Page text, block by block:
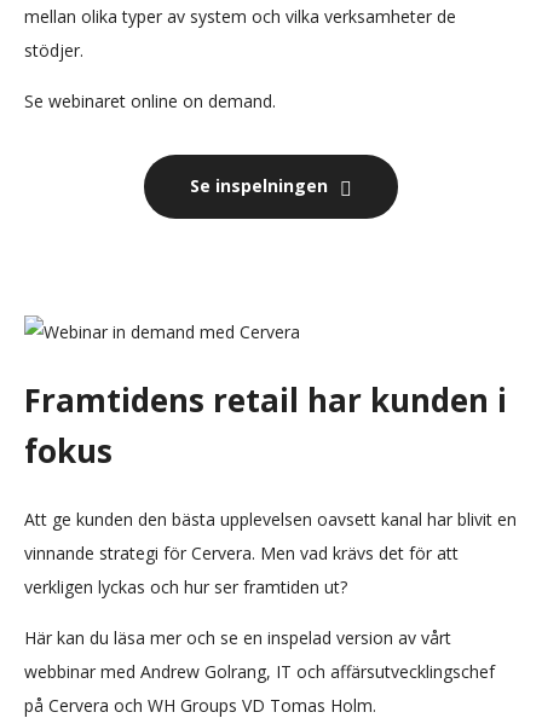
mellan olika typer av system och vilka verksamheter de
stödjer.
Se webinaret online on demand.
Se inspelningen
Framtidens retail har kunden i
fokus
Att ge kunden den bästa upplevelsen oavsett kanal har blivit en
vinnande strategi för Cervera. Men vad krävs det för att
verkligen lyckas och hur ser framtiden ut?
Här kan du läsa mer och se en inspelad version av vårt
webbinar med Andrew Golrang, IT och affärsutvecklingschef
på Cervera och WH Groups VD Tomas Holm.